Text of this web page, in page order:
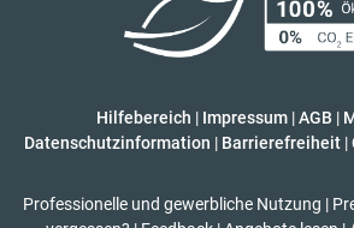
Hilfebereich | Impressum |AGB |
Datenschutzinformation | Barrierefreiheit |
Professionelle und gewerbliche Nutzung |